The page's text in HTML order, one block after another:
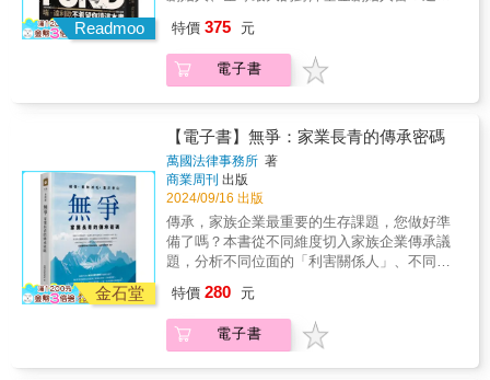
德國關於中國最好的書籍之一。」
&mdash;&mdash;沃爾夫岡&bull;伊恩
（Wolfgang Hirn ），德國新聞人
息），擘劃CUDA生態圈（所有開發人員聚集的
將在黃仁勳身上看到「輝達之道」。 3.一部輝
達視角的「晶片戰爭」！黃仁勳怎麼合縱連
橫？科技業者必讀 作者不僅縱向爬梳輝達的成
3dfx、SGI視算科技等的競爭，與微軟、蘋果、
台積電的合作&hellip;&hellip;整體回顧30年科技
發展，科技相關業者必讀。 4. 勵志、熱血、永
不服輸&mdash;&mdash;媲美打電玩的閱讀體
驗 作者精湛的文筆帶讀者如親臨現場，以黃仁
勳為核心，晶片業各路英雄躍然紙上，如此鮮
活。酣暢淋漓的商戰，智取敵人的謀略，無比
彷彿打電玩！ 5. 總結輝達之道與黃仁勳管理哲
學、金句 書結尾總結出「黃仁勳管理哲學」，
精選25則自我激勵、管理團隊、經營公司的原
自動化、生物醫藥、智慧家電生存及未來發展
所謂「去台化」，也提出了另類分析，它其實
關乎美國在軍事太空繼續領先的重要性。隨著
AI這波的廣泛應用趨勢，各個先進國家工商業
力將落於下風，本書作了許多描述、分析。由
於全球90%先進晶片掌握在台積電手裡，台積
電一旦受到外力影響，停止供應先進晶片，對
全世界的經濟、產業，將是一場大災難！台積
電可以說因應大環境的需要，從90 年代技術自
主研發開始，經過三十幾年，已打好了精密晶
片量產高良率的基樁，為AI 化時代的來臨，做
業，排列於後的九家競爭同業相較，已搶佔了
先機。然而，因應這四大特性的變化與需求，
如何在「光電傳導」、「元件更微小化」、
「第四類半導體材料商品化」等幾個先進領
機構與家庭、個人的應用推擴，「台積電＋輝
達＋AMD＋微軟＋Google+Apple……」以及
「輝達＋台灣百家資通廠商+數十家應用廠
及個人、生活、教育各層面，它更會為全球工
商業的「產銷人發財」重新改頭換面，精確、
快速、個人化的服務都將成為事實。台積電這
六年在全球化方面，做了許多布局，美日德三
國的晶圓廠陸續建置及營運是其一，加強海外
公司、晶圓廠的企業文化訓練薰陶是其二，成
立全球研發中心更是未來台積發展中很重要的
一步棋。◤本書特色指出了台積在日本熊本設
廠，對日本現有主力產業汽車、機械人、工業
的關鍵性。針對台積電在美國亞利桑那設廠，
所謂「去台化」，也提出了另類分析，它其實
關乎美國在軍事太空繼續領先的重要性。隨著
「激進透明」所帶來的痛苦。作者柯普蘭利用
數百次內部和周邊人士的訪談，帶領讀者進入
科米親吻達利歐的戒指、現任賓州參議院候選
人大衛・麥考米克飲用「酷樂水」，以及一群
難忘角色在他們魅力領導者的注視下，與自身
的心理和道德極限作鬥爭。 這是一個警示故
事，對於任何堅信賺取大量金錢與揭示人性原
則有任何關聯的人。【推薦人】瓦基｜「閱讀
前哨站」站長李全興（老查）｜數位轉型顧問
李麗美 Limei Lee｜旅美書評人許繼元
Mr.Market 市場先生｜財經作家游庭皓｜財經直
播主雷浩斯｜價值投資者/財經作家【各界好
評】終於，億萬富翁哲學家國王的時代有了一
本具有定義性的書籍。《暗黑原則》是一部緊
湊的非虛構驚悚小說。 布萊恩‧伯瑞（Bryan
Burrough） 《門口的野蠻人》（Barbarians at
the Gate）作者這是一個關於華爾街最有名人
Readmoo
起步的公司，這一訊息震驚全世界。達利歐因
其公司驚人的成功而在國際上獲得崇拜和名
聲，並因他頻繁的媒體露面、與名人的交往，
報的羅伯．柯普蘭揭穿了這位仁慈企業巨擘所
精心構建的人設，揭示他的「原則」實際上是
現代記憶中的一大傲慢—它們在實踐中助長一
種有毒的偏執和背叛文化。 《暗黑原則》是一
段引人入勝、超越虛構的旅程，深入探討財富
和權力的稀有世界。它毫不留情地審視了達利
歐所稱的其商業成功和意義人生的核心信條
「激進透明」所帶來的痛苦。作者柯普蘭利用
數百次內部和周邊人士的訪談，帶領讀者進入
科米親吻達利歐的戒指、現任賓州參議院候選
人大衛・麥考米克飲用「酷樂水」，以及一群
難忘角色在他們魅力領導者的注視下，與自身
特價 375 元
電子書
金石堂
【電子書】無爭：家業長青的傳承密碼
萬國法律事務所 著
商業周刊 出版
2024/09/16 出版
傳承，家族企業最重要的生存課題，您做好準
備了嗎？本書從不同維度切入家族企業傳承議
題，分析不同位面的「利害關係人」、不同時
打造家族專屬的「傳承模式」，帶領家族企業
繼續迎向未知的挑戰……★第一本針對「臺灣
家族企業傳承」的法律專書★50年法律執業觀
特價 280 元
電子書